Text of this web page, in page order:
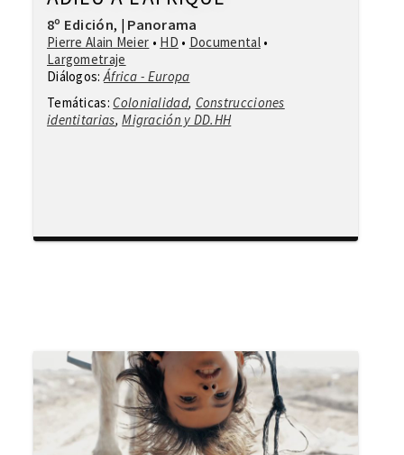
8º Edición, | Panorama
Pierre Alain Meier • HD • Documental•
Largometraje
Diálogos:África - Europa
Temáticas: Colonialidad, Construcciones
identitarias,Migración y DD.HH